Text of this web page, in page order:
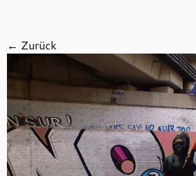
← Zurück